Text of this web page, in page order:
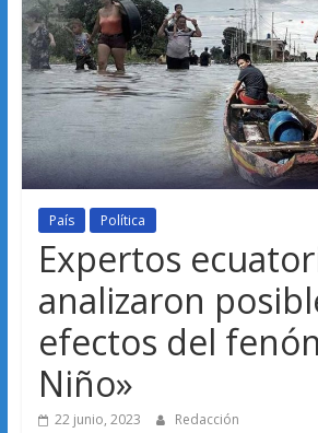
País Política
Expertos
analizaron
efectos del
Niño»
22 junio, 2023 Redacción